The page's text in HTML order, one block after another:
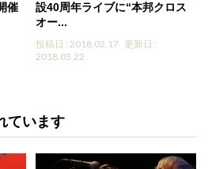
催
設40周年ライブに“本邦クロス
オー...
投稿日 : 2018.02.17 更新日 :
2018.03.22
ています